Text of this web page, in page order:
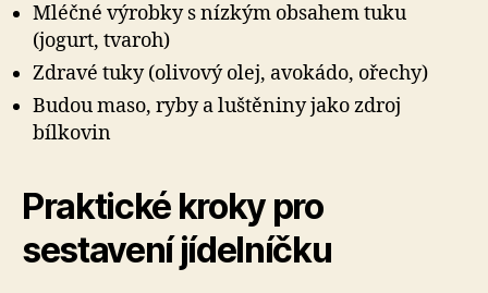
Mléčné výrobky s nízkým obsahem tuku
(jogurt, tvaroh)
Zdravé tuky (olivový olej, avokádo, ořechy)
Budou maso, ryby a luštěniny jako zdroj
bílkovin
Praktické kroky pro
sestavení jídelníčku